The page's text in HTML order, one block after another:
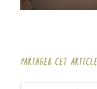
PARTAGER CET ARTICLE